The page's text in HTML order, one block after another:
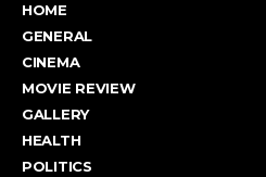
HOME
GENERAL
CINEMA
MOVIE REVIEW
GALLERY
HEALTH
POLITICS